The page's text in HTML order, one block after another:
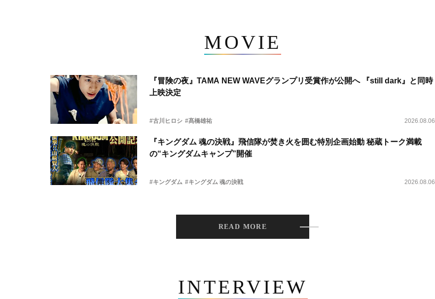
MOVIE
『冒険の夜』TAMA NEW WAVEグランプリ受賞作が公開へ 『still dark』と同時
上映決定
#古川ヒロシ #髙橋雄祐 2026.08.06
『キングダム 魂の決戦』飛信隊が焚き火を囲む特別企画始動 秘蔵トーク満載
の“キングダムキャンプ”開催
#キングダム #キングダム 魂の決戦 2026.08.06
READ MORE
INTERVIEW